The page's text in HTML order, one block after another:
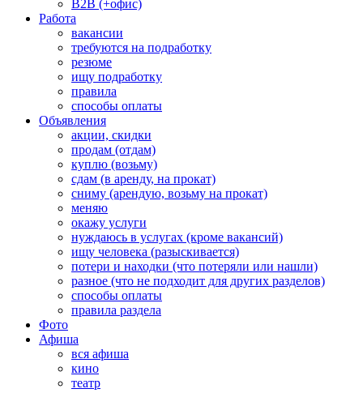
B2B (+офис)
Работа
вакансии
требуются на подработку
резюме
ищу подработку
правила
способы оплаты
Объявления
акции, скидки
продам (отдам)
куплю (возьму)
сдам (в аренду, на прокат)
сниму (арендую, возьму на прокат)
меняю
окажу услуги
нуждаюсь в услугах (кроме вакансий)
ищу человека (разыскивается)
потери и находки (что потеряли или нашли)
разное (что не подходит для других разделов)
способы оплаты
правила раздела
Фото
Афиша
вся афиша
кино
театр